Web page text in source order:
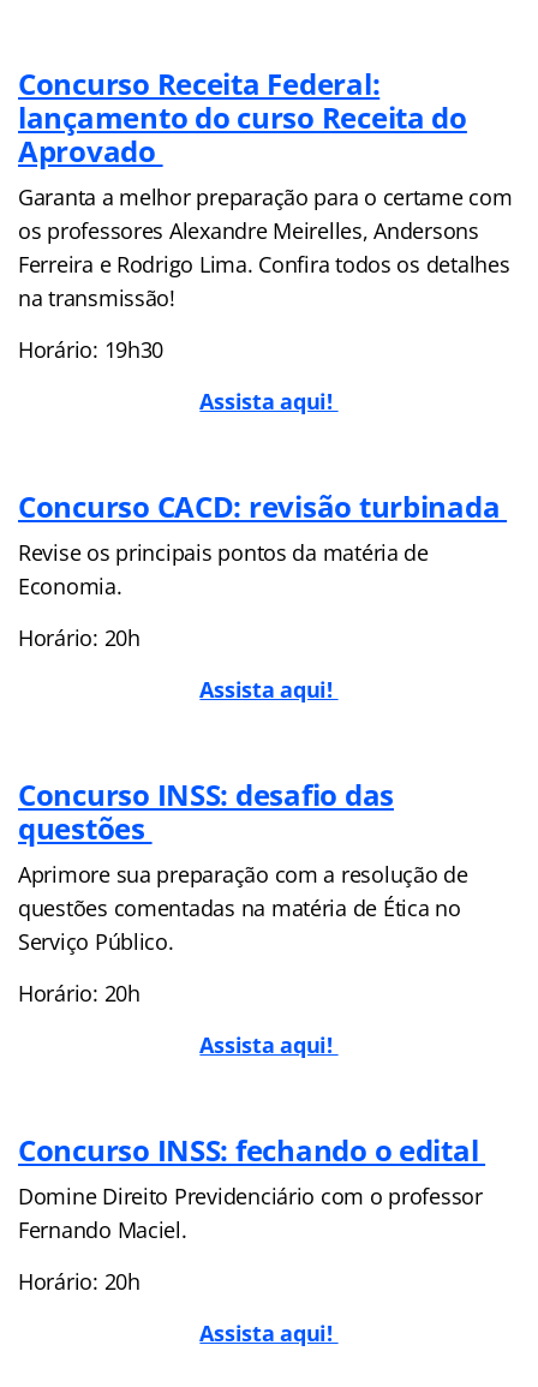
Concurso Receita Federal:
lançamento do curso Receita do
Aprovado
Garanta a melhor preparação para o certame com
os professores Alexandre Meirelles, Andersons
Ferreira e Rodrigo Lima. Confira todos os detalhes
na transmissão!
Horário: 19h30
Assista aqui!
Concurso CACD: revisão turbinada
Revise os principais pontos da matéria de
Economia.
Horário: 20h
Assista aqui!
Concurso INSS: desafio das
questões
Aprimore sua preparação com a resolução de
questões comentadas na matéria de Ética no
Serviço Público.
Horário: 20h
Assista aqui!
Concurso INSS: fechando o edital
Domine Direito Previdenciário com o professor
Fernando Maciel.
Horário: 20h
Assista aqui!